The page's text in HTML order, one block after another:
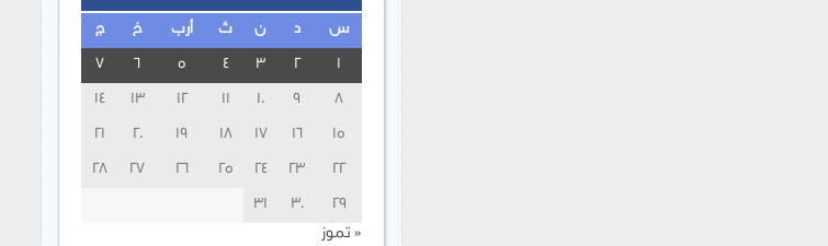
س د ن ث أرب خ ج
1
2
3
4
5
6
7
8
9
10
11
12
13
14
15
16
17
18
19
20
21
22
23
24
25
26
27
28
29
30
31
« تموز